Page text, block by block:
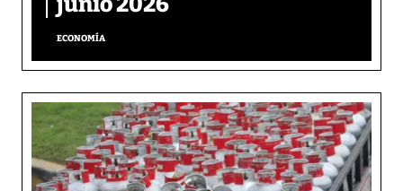
ECONOMÍA